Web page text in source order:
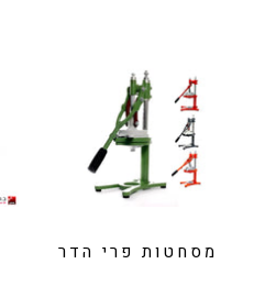
מסחטות פרי הדר